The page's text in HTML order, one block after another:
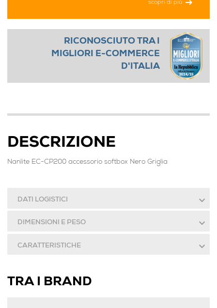
scopri di più
RICONOSCIUTO TRA I
MIGLIORI E-COMMERCE
D'ITALIA
DESCRIZIONE
Nanlite EC-CP200 accessorio softbox Nero Griglia
DATI LOGISTICI
DIMENSIONI E PESO
CARATTERISTICHE
TRA I BRAND